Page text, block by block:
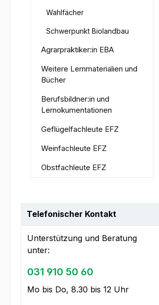
Wahlfächer
Schwerpunkt Biolandbau
Agrarpraktiker:in EBA
Weitere Lernmaterialien und
Bücher
Berufsbildner:in und
Lernokumentationen
Geflügelfachleute EFZ
Weinfachleute EFZ
Obstfachleute EFZ
Telefonischer Kontakt
Unterstützung und Beratung
unter:
031 910 50 60
Mo bis Do, 8.30 bis 12 Uhr